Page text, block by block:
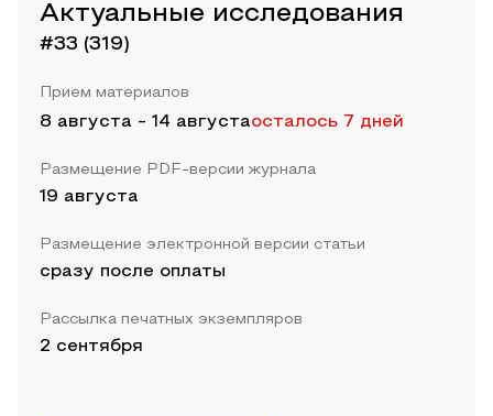
Актуальные исследования
#33 (319)
Прием материалов
8 августа - 14 августаосталось 7 дней
Размещение PDF-версии журнала
19 августа
Размещение электронной версии статьи
сразу после оплаты
Рассылка печатных экземпляров
2 сентября